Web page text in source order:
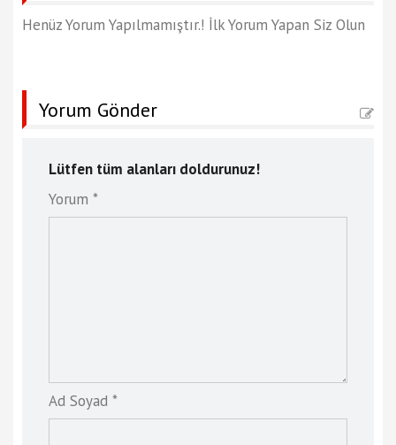
Henüz Yorum Yapılmamıştır.! İlk Yorum Yapan Siz Olun
Yorum Gönder
Lütfen tüm alanları doldurunuz!
Yorum *
Ad Soyad *